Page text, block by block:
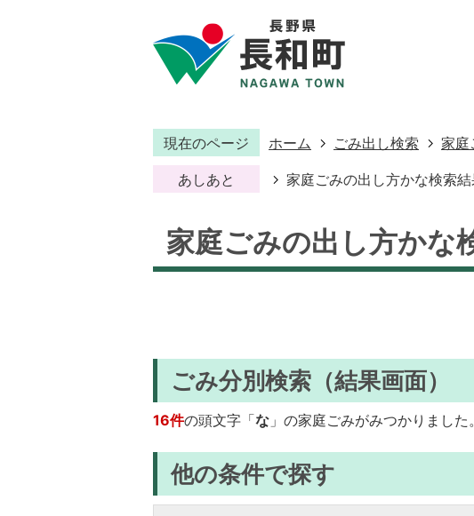
現在のページ ホーム ごみ出し検索 家庭
あしあと 家庭ごみの出し方かな検索
家庭ごみの出し方かな
ごみ分別検索 （結果画面）
16件の頭文字「な 」の家庭ごみがみつかりました。
他の条件で探す